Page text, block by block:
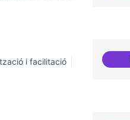
i facilitació